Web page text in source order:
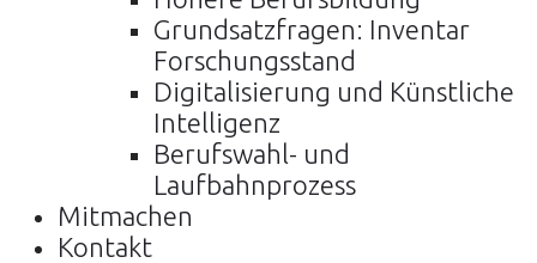
Grundsatzfragen: Inventar
Forschungsstand
Digitalisierung und Künstliche
Intelligenz
Berufswahl- und
Laufbahnprozess
Mitmachen
Kontakt